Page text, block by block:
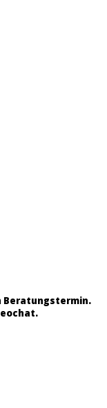
Beratungstermin.